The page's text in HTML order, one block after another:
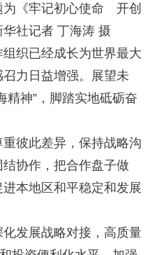
为《牢记初心使命 开创
社记者 丁海涛 摄
织已经成长为世界最大
力日益增强。展望未
精神”，脚踏实地砥砺奋
彼此差异，保持战略沟
协作，把合作盘子做
本地区和平稳定和发展
发展战略对接，高质量